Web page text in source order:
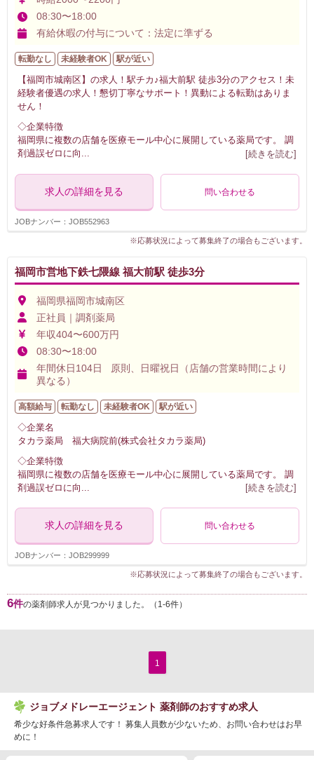
08:30〜18:00
有給休暇の付与について：法定に準ずる
転勤なし 未経験者OK 駅が近い
【福岡市城南区】の求人！駅チカ♪福大前駅 徒歩3分のアクセス！未
経験者優遇の求人！懇切丁寧なサポート！異動による転勤はありま
せん！
◇企業特徴
福岡県に複数の店舗を医療モール中心に展開している薬局です。 調
剤過誤ゼロに向 ... [続きを読む]
求人の詳細を見る 問い合わせる
JOBナンバー：JOB552963
※応募状況によって募集終了の場合もございます。
福岡市営地下鉄七隈線 福大前駅 徒歩3分
福岡県福岡市城南区
正社員｜調剤薬局
年収404〜600万円
08:30〜18:00
年間休日104日 原則、日曜祝日（店舗の営業時間により
異なる）
高額給与 転勤なし 未経験者OK 駅が近い
◇企業名
タカラ薬局 福大病院前(株式会社タカラ薬局)
◇企業特徴
福岡県に複数の店舗を医療モール中心に展開している薬局です。 調
剤過誤ゼロに向
[続きを読む]
求人の詳細を見る 問い合わせる
JOBナンバー：JOB299999
※応募状況によって募集終了の場合もございます。
6件の薬剤師求人が見つかりました。（1-6件）
1
ジョブメドレーエージェント 薬剤師のおすすめ求人
希少な好条件急募求人です！ 募集人員数が少ないため、お問い合わせはお早
めに！